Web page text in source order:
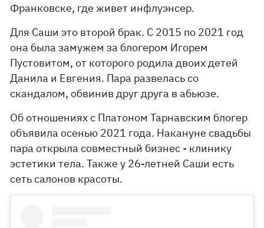
Франковске, где живет инфлуэнсер.
Для Саши это второй брак. С 2015 по 2021 год
она была замужем за блогером Игорем
Пустовитом, от которого родила двоих детей
Данила и Евгения. Пара развелась со
скандалом, обвинив друг друга в абьюзе.
Об отношениях с Платоном Тарнавским блогер
объявила осенью 2021 года. Накануне свадьбы
пара открыла совместный бизнес - клинику
эстетики тела. Также у 26-летней Саши есть
сеть салонов красоты.